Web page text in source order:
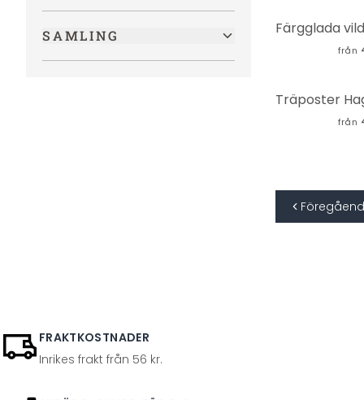
Erotik
SAMLING
från
från
FRAKTKOSTNADER
Inrikes frakt från 56 kr.